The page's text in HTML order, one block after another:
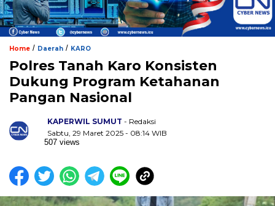
Home / Daerah / KARO
Polres Tanah Karo Konsisten
Dukung Program Ketahanan
Pangan Nasional
KAPERWIL SUMUT - Redaksi
Sabtu, 29 Maret 2025 - 08:14 WIB
507 views